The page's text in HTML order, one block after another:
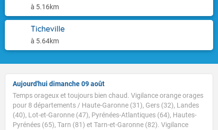
à 5.16km
Ticheville
à 5.64km
Aujourd'hui dimanche 09 août
Temps orageux et toujours bien chaud. Vigilance orange orages
pour 8 départements / Haute-Garonne (31), Gers (32), Landes
(40), Lot-et-Garonne (47), Pyrénées-Atlantiques (64), Hautes-
Pyrénées (65), Tarn (81) et Tarn-et-Garonne (82). Vigilance